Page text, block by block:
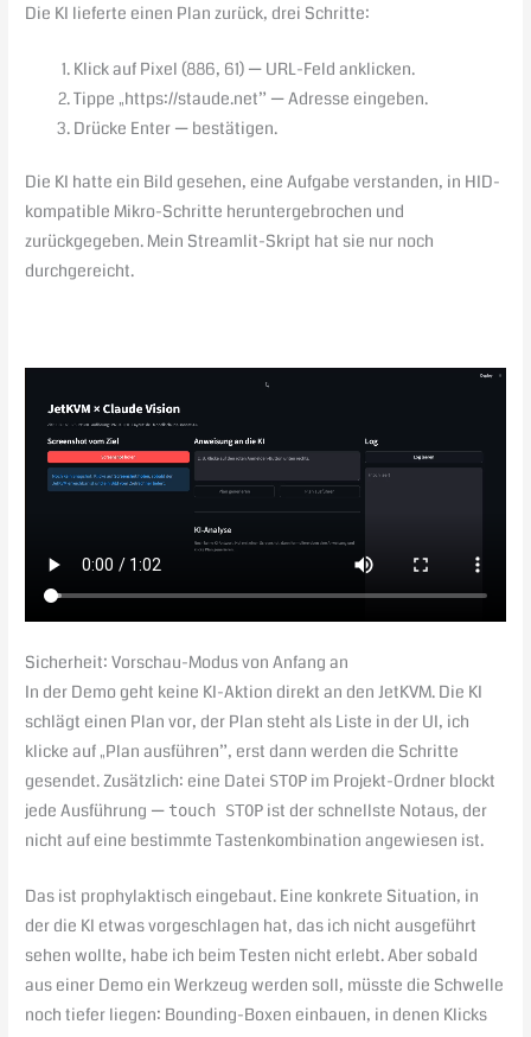
Die KI lieferte einen Plan zurück, drei Schritte:
Klick auf Pixel (886, 61) — URL-Feld anklicken.
Tippe „https://staude.net” — Adresse eingeben.
Drücke Enter — bestätigen.
Die KI hatte ein Bild gesehen, eine Aufgabe verstanden, in HID-
kompatible Mikro-Schritte heruntergebrochen und
zurückgegeben. Mein Streamlit-Skript hat sie nur noch
durchgereicht.
Sicherheit: Vorschau-Modus von Anfang an
In der Demo geht keine KI-Aktion direkt an den JetKVM. Die KI
schlägt einen Plan vor, der Plan steht als Liste in der UI, ich
klicke auf „Plan ausführen”, erst dann werden die Schritte
gesendet. Zusätzlich: eine Datei STOP im Projekt-Ordner blockt
jede Ausführung — touch STOP ist der schnellste Notaus, der
nicht auf eine bestimmte Tastenkombination angewiesen ist.
Das ist prophylaktisch eingebaut. Eine konkrete Situation, in
der die KI etwas vorgeschlagen hat, das ich nicht ausgeführt
sehen wollte, habe ich beim Testen nicht erlebt. Aber sobald
aus einer Demo ein Werkzeug werden soll, müsste die Schwelle
noch tiefer liegen: Bounding-Boxen einbauen, in denen Klicks